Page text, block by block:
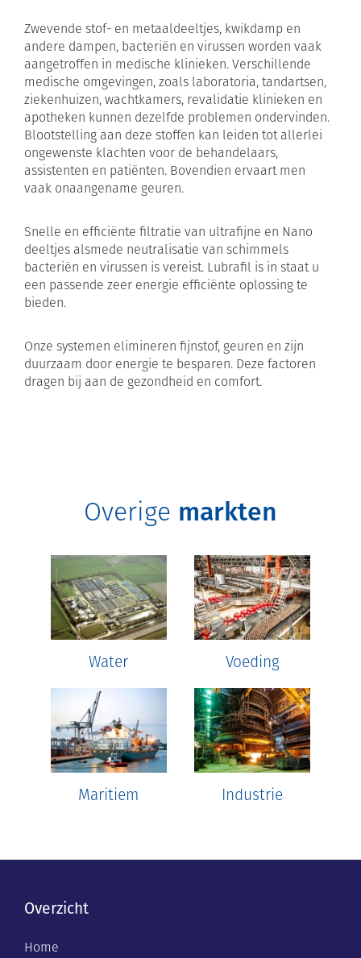
Zwevende stof- en metaaldeeltjes, kwikdamp en
andere dampen, bacteriën en virussen worden vaak
aangetroffen in medische klinieken. Verschillende
medische omgevingen, zoals laboratoria, tandartsen,
ziekenhuizen, wachtkamers, revalidatie klinieken en
apotheken kunnen dezelfde problemen ondervinden.
Blootstelling aan deze stoffen kan leiden tot allerlei
ongewenste klachten voor de behandelaars,
assistenten en patiënten. Bovendien ervaart men
vaak onaangename geuren.
Snelle en efficiënte filtratie van ultrafijne en Nano
deeltjes alsmede neutralisatie van schimmels
bacteriën en virussen is vereist. Lubrafil is in staat u
een passende zeer energie efficiënte oplossing te
bieden.
Onze systemen elimineren fijnstof, geuren en zijn
duurzaam door energie te besparen. Deze factoren
dragen bij aan de gezondheid en comfort.
Overige markten
Water Voeding
Maritiem Industrie
Overzicht
Home